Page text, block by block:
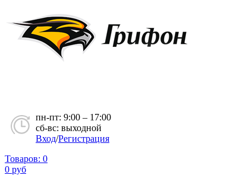
пн-пт: 9:00 – 17:00
сб-вс: выходной
Вход/Регистрация
Товаров: 0
0 руб